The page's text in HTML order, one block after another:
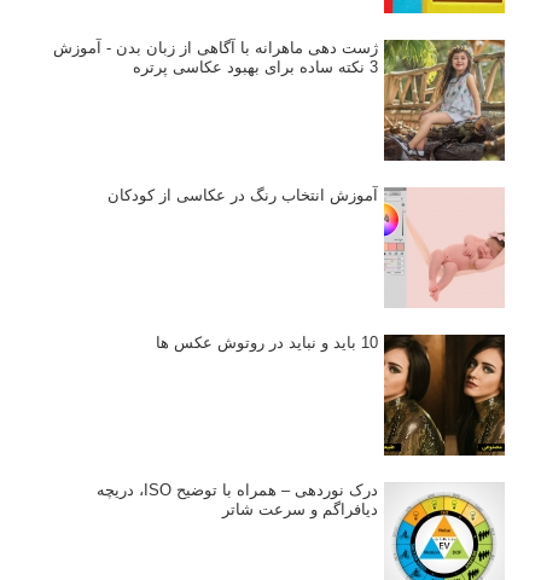
ژست دهی ماهرانه با آگاهی از زبان بدن - آموزش
3 نکته ساده برای بهبود عکاسی پرتره
آموزش انتخاب رنگ در عکاسی از کودکان
10 باید و نباید در روتوش عکس ها
درک نوردهی – همراه با توضیح ISO، دریچه
دیافراگم و سرعت شاتر